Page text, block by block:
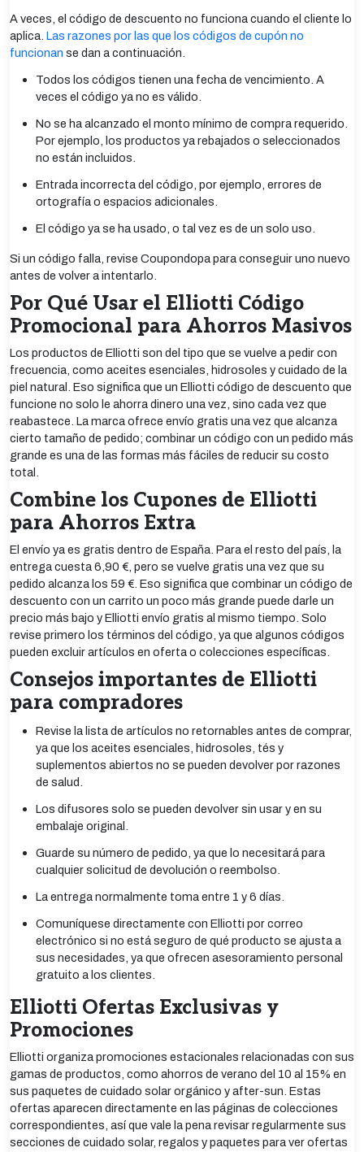
A veces, el código de descuento no funciona cuando el cliente lo
aplica. Las razones por las que los códigos de cupón no
funcionan se dan a continuación.
Todos los códigos tienen una fecha de vencimiento. A
veces el código ya no es válido.
No se ha alcanzado el monto mínimo de compra requerido.
Por ejemplo, los productos ya rebajados o seleccionados
no están incluidos.
Entrada incorrecta del código, por ejemplo, errores de
ortografía o espacios adicionales.
El código ya se ha usado, o tal vez es de un solo uso.
Si un código falla, revise Coupondopa para conseguir uno nuevo
antes de volver a intentarlo.
Por Qué Usar el Elliotti Código
Promocional para Ahorros Masivos
Los productos de Elliotti son del tipo que se vuelve a pedir con
frecuencia, como aceites esenciales, hidrosoles y cuidado de la
piel natural. Eso significa que un Elliotti código de descuento que
funcione no solo le ahorra dinero una vez, sino cada vez que
reabastece. La marca ofrece envío gratis una vez que alcanza
cierto tamaño de pedido; combinar un código con un pedido más
grande es una de las formas más fáciles de reducir su costo
total.
Combine los Cupones de Elliotti
para Ahorros Extra
El envío ya es gratis dentro de España. Para el resto del país, la
entrega cuesta 6,90 €, pero se vuelve gratis una vez que su
pedido alcanza los 59 €. Eso significa que combinar un código de
descuento con un carrito un poco más grande puede darle un
precio más bajo y Elliotti envío gratis al mismo tiempo. Solo
revise primero los términos del código, ya que algunos códigos
pueden excluir artículos en oferta o colecciones específicas.
Consejos importantes de Elliotti
para compradores
Revise la lista de artículos no retornables antes de comprar,
ya que los aceites esenciales, hidrosoles, tés y
suplementos abiertos no se pueden devolver por razones
de salud.
Los difusores solo se pueden devolver sin usar y en su
embalaje original.
Guarde su número de pedido, ya que lo necesitará para
cualquier solicitud de devolución o reembolso.
La entrega normalmente toma entre 1 y 6 días.
Comuníquese directamente con Elliotti por correo
electrónico si no está seguro de qué producto se ajusta a
sus necesidades, ya que ofrecen asesoramiento personal
gratuito a los clientes.
Elliotti Ofertas Exclusivas y
Promociones
Elliotti organiza promociones estacionales relacionadas con sus
gamas de productos, como ahorros de verano del 10 al 15% en
sus paquetes de cuidado solar orgánico y after-sun. Estas
ofertas aparecen directamente en las páginas de colecciones
correspondientes, así que vale la pena revisar regularmente sus
secciones de cuidado solar, regalos y paquetes para ver ofertas